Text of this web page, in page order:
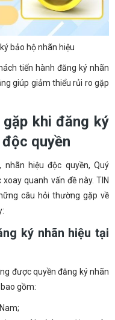
bảo hộ nhãn hiệu
tiến hành đăng ký nhãn
giúp giảm thiểu rủi ro gặp
khi đăng ký
quyền
hiệu độc quyền, Quý
quanh vấn đề này. TIN
câu hỏi thường gặp về
ký nhãn hiệu tại
được quyền đăng ký nhãn
gồm: